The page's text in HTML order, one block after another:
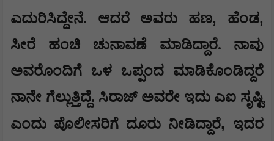
ಎದುರಿಸಿದ್ದೇನೆ. ಆದರೆ ಅವರು ಹಣ, ಹೆಂಡ,
ಸೀರೆ ಹಂಚಿ ಚುನಾವಣೆ ಮಾಡಿದ್ದಾರೆ. ನಾವು
ಅವರೊಂದಿಗೆ ಒಳ ಒಪ್ಪಂದ ಮಾಡಿಕೊಂಡಿದ್ದರೆ
ನಾನೇ ಗೆಲ್ಲುತ್ತಿದ್ದೆ. ಸಿರಾಜ್ ಅವರೇ ಇದು ಎಐ ಸೃಷ್ಟಿ
ಎಂದು ಪೊಲೀಸರಿಗೆ ದೂರು ನೀಡಿದ್ದಾರೆ, ಇದರ